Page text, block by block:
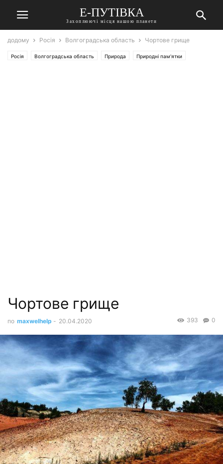
Е-ПУТІВКА
Захоплюючі місця нашою планети
додому Росія Волгоградська область Чортове грище
Росія Волгоградська область Природа Природні пам'ятки
Чортове грище
по maxwelhelp - 20.04.2020 0
393